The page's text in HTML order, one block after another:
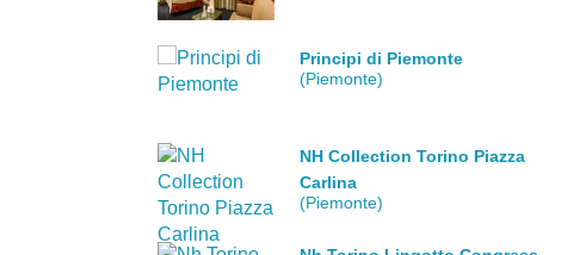
Principi di Piemonte
(Piemonte)
NH Collection Torino Piazza
Carlina
(Piemonte)